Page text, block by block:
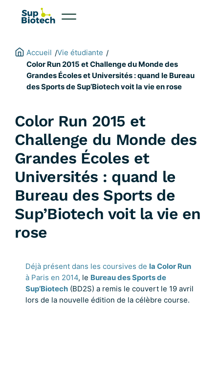
Accueil /Vie étudiante /
Color Run 2015 et Challenge du Monde des
Grandes Écoles et Universités : quand le Bureau
des Sports de Sup’Biotech voit la vie en rose
Color Run 2015 et
Challenge du Monde des
Grandes Écoles et
Universités : quand le
Bureau des Sports de
Sup’Biotech voit la vie en
rose
Déjà présent dans les coursives de la Color Run
à Paris en 2014, le Bureau des Sports de
Sup’Biotech (BD2S) a remis le couvert le 19 avril
lors de la nouvelle édition de la célèbre course.